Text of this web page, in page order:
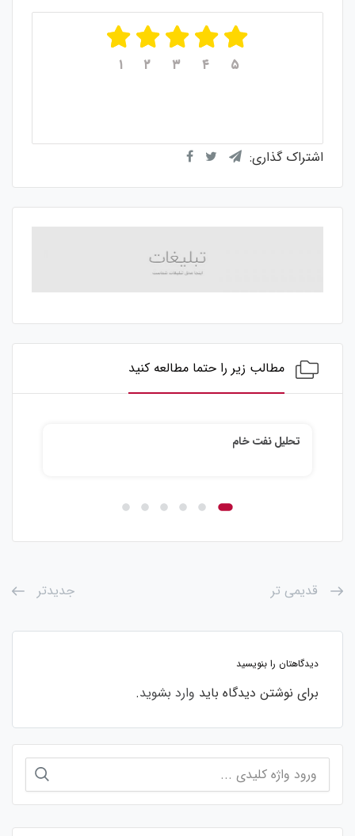
۱ ۲ ۳ ۴ ۵
اشتراک گذاری:
مطالب زیر را حتما مطالعه کنید
تحلیل نفت خام
قدیمی تر جدیدتر
دیدگاهتان را بنویسید
برای نوشتن دیدگاه باید وارد بشوید.
برای: